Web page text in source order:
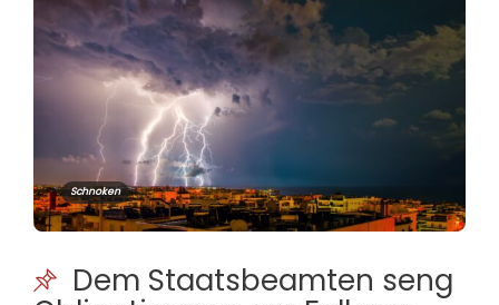
Schnoken
Dem Staatsbeamten seng